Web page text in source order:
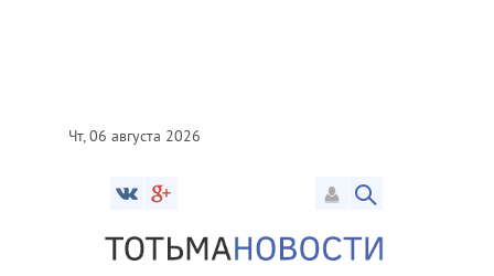
Чт, 06 августа 2026